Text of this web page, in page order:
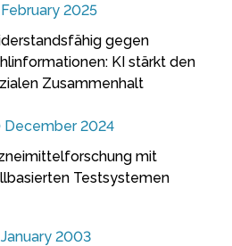
February 2025
gegen
KI stärkt den
Zusammenhalt
December 2024
mit
Testsystemen
January 2003